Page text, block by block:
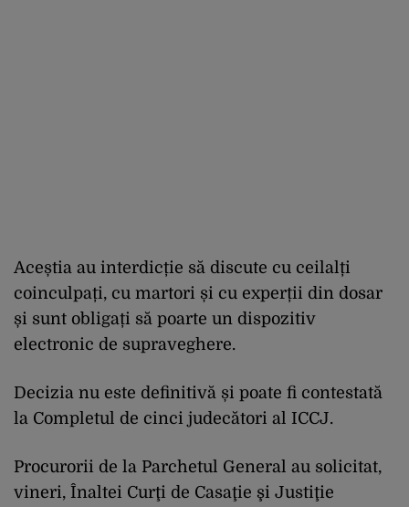
Aceștia au interdicție să discute cu ceilalți
coinculpați, cu martori și cu experții din dosar
și sunt obligați să poarte un dispozitiv
electronic de supraveghere.
Decizia nu este definitivă și poate fi contestată
la Completul de cinci judecători al ICCJ.
Procurorii de la Parchetul General au solicitat,
vineri, Înaltei Curţi de Casaţie şi Justiţie